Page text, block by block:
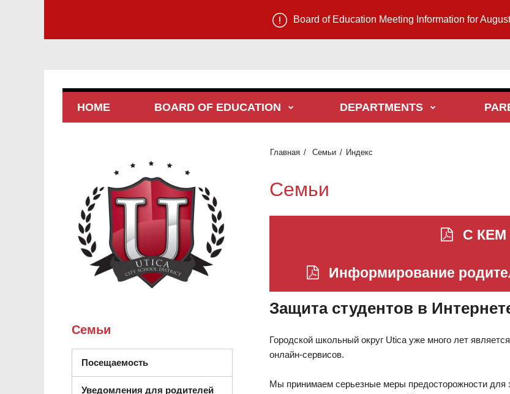
Board of Education Meeting Information for
HOME BOARD OF EDUCATION DEPARTMENTS
Главная Семьи Индекс
Семьи
С
Информирование
Защита студентов в
Городской школьный округ Utica уже много лет
онлайн-сервисов.
Мы принимаем серьезные меры предосторожности
Семьи
Посещаемость
Уведомления для родителей